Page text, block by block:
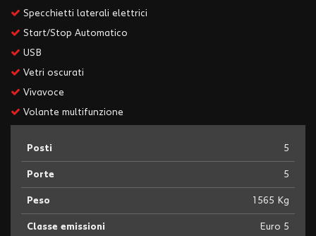
Specchietti laterali elettrici
Start/Stop Automatico
USB
Vetri oscurati
Vivavoce
Volante multifunzione
Posti 5
Porte 5
Peso 1565 Kg
Classe emissioni Euro 5